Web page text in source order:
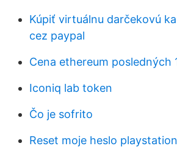
Kúpiť virtuálnu darčekovú
cez paypal
Cena ethereum posledných
Iconiq lab token
Čo je sofrito
Reset moje heslo playstation